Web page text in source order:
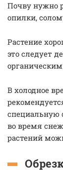
Почву нужно
опилки,
Растение
это следует
В холодное
специальную
во время
растений